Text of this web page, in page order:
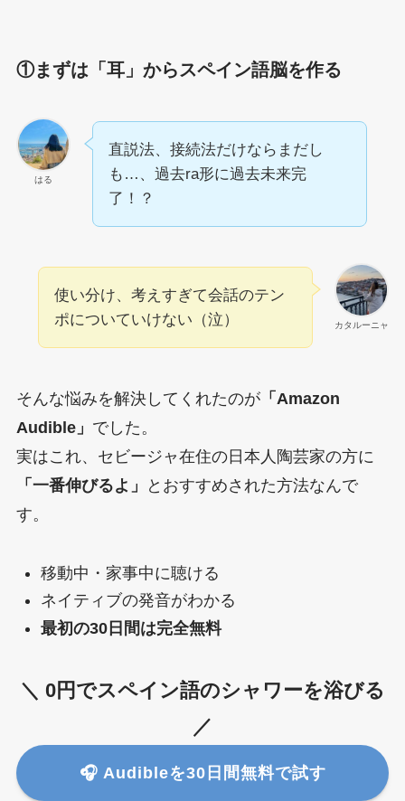
①まずは「耳」からスペイン語脳を作る
はる
直説法、接続法だけならまだし
も…、過去ra形に過去未来完
了！？
カタルーニャ
使い分け、考えすぎて会話のテン
ポについていけない（泣）
そんな悩みを解決してくれたのが「Amazon
Audible」 でした。
実はこれ、セビージャ在住の日本人陶芸家の方に
「一番伸びるよ」
とおすすめされた方法なんで
す。
移動中・家事中に聴ける
ネイティブの発音がわかる
最初の30日間は完全無料
＼ 0円でスペイン語のシャワーを浴びる
／
🎧 Audibleを30日間無料で試す